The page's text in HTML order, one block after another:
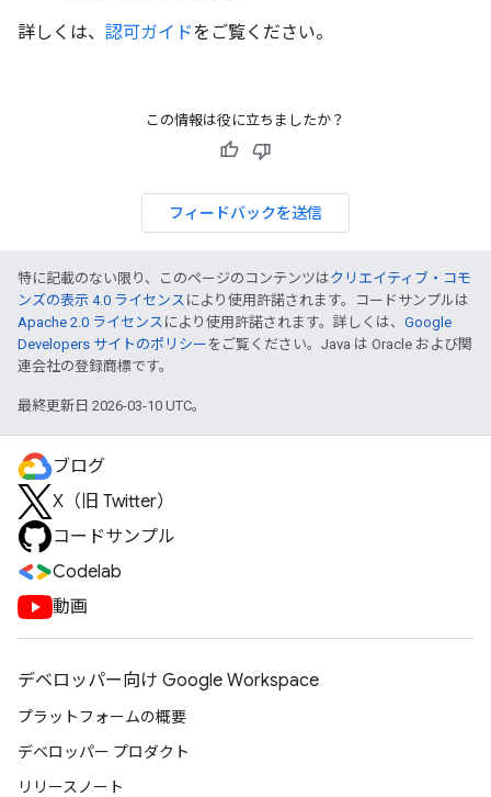
詳しくは、 認可ガイドをご覧ください。
この情報は役に立ちましたか？
フィードバックを送信
特に記載のない限り、このページのコンテンツはクリエイティブ・コモ
ンズの表示 4.0 ライセンス により使用許諾されます。コードサンプルは
Apache 2.0 ライセンス により使用許諾されます。詳しくは、 Google
Developers サイトのポリシー をご覧ください。Java は Oracle および関
連会社の登録商標です。
最終更新日 2026-03-10 UTC。
ブログ
X（旧 Twitter）
コードサンプル
Codelab
動画
デベロッパー向け Google Workspace
プラットフォームの概要
デベロッパー プロダクト
リリースノート